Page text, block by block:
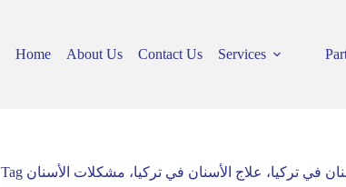
Home
About Us Contact Us Services
Tag في تركيا، علاج الأسنان في تركيا، مشكلات الأسنان